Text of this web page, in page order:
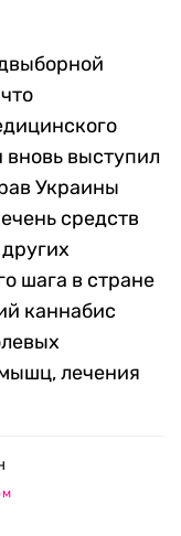
выступил
Украины
средств
шага в стране
каннабис
лечения